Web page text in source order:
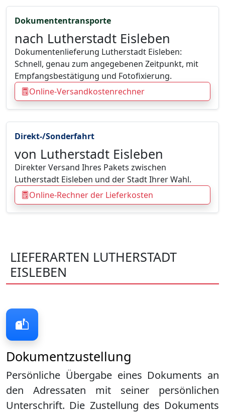
Direkt-/Sonderfahrt
von Lutherstadt Eisleben
Direkter Versand Ihres Pakets zwischen
Lutherstadt Eisleben und der Stadt Ihrer Wahl.
Online-Rechner der Lieferkosten
Dokumententransporte
nach Lutherstadt Eisleben
Dokumentenlieferung Lutherstadt Eisleben:
Schnell, genau zum angegebenen Zeitpunkt, mit
Empfangsbestätigung und Fotofixierung.
Online-Versandkostenrechner
LIEFERARTEN LUTHERSTADT
EISLEBEN
Dokumentzustellung
Persönliche Übergabe eines Dokuments an
den Adressaten mit seiner persönlichen
Unterschrift. Die Zustellung des Dokuments